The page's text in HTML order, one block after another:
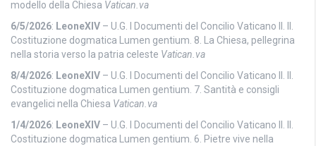
modello della Chiesa Vatican.va
6/5/2026: LeoneXIV – U.G. I Documenti del Concilio Vaticano II. II.
Costituzione dogmatica Lumen gentium. 8. La Chiesa, pellegrina
nella storia verso la patria celeste Vatican.va
8/4/2026: LeoneXIV – U.G. I Documenti del Concilio Vaticano II. II.
Costituzione dogmatica Lumen gentium. 7. Santità e consigli
evangelici nella Chiesa Vatican.va
1/4/2026: LeoneXIV – U.G. I Documenti del Concilio Vaticano II. II.
Costituzione dogmatica Lumen gentium. 6. Pietre vive nella